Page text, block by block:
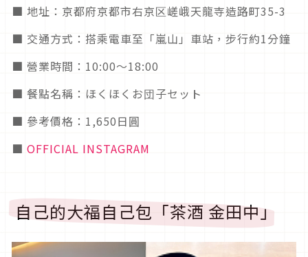
■ 地址：京都府京都市右京区嵯峨天龍寺造路町35-3
■ 交通方式：搭乘電車至「嵐山」車站，步行約1分鐘
■ 營業時間：10:00～18:00
■ 餐點名稱：ほくほくお団子セット
■ 參考價格：1,650日圓
■ OFFICIAL INSTAGRAM
自己的大福自己包「茶酒 金田中」